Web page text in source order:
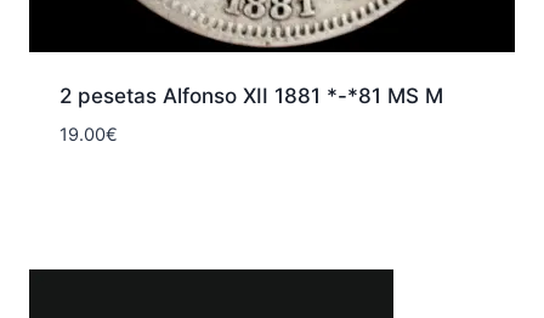
2 pesetas Alfonso XII 1881 *-*81 MS M
19.00€